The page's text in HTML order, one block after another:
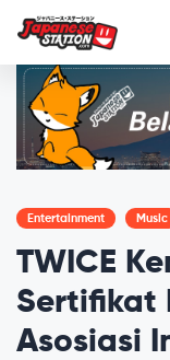
Entertainment Music
TWICE
Sertifikat
Asosiasi